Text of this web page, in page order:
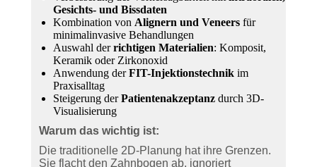
Gesichts- und Bissdaten
Kombination von Alignern und Veneersfür
minimalinvasive Behandlungen
Auswahl derrichtigen Materialien: Komposit,
Keramik oder Zirkonoxid
Anwendung derFIT-Injektionstechnikim
Praxisalltag
Steigerung derPatientenakzeptanzdurch 3D-
Visualisierung
Warum das wichtig ist:
Die traditionelle 2D-Planung hat ihre Grenzen.
Sie flacht den Zahnbogen ab, ignoriert